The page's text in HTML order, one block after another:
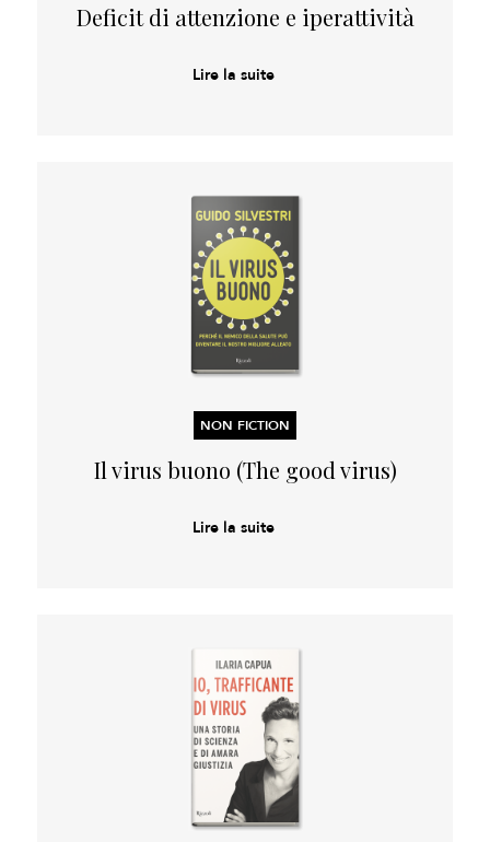
Deficit di attenzione e iperattività
Lire la suite
NON FICTION
Il virus buono (The good virus)
Lire la suite